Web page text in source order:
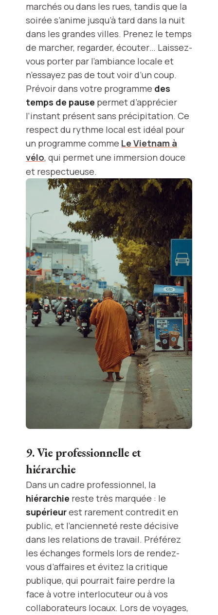
marchés ou dans les rues, tandis que la
soirée s’anime jusqu’à tard dans la nuit
dans les grandes villes. Prenez le temps
de marcher, regarder, écouter… Laissez-
vous porter par l’ambiance locale et
n’essayez pas de tout voir d’un coup.
Prévoir dans votre programme des
temps de pause permet d’apprécier
l’instant présent sans précipitation. Ce
respect du rythme local est idéal pour
un programme comme Le Vietnam à
vélo, qui permet une immersion douce
et respectueuse.
9. Vie professionnelle et
hiérarchie
Dans un cadre professionnel, la
hiérarchie reste très marquée : le
supérieurest rarement contredit en
public, et l’ancienneté reste décisive
dans les relations de travail. Préférez
les échanges formels lors de rendez-
vous d’affaires et évitez la critique
publique, qui pourrait faire perdre la
face à votre interlocuteur ou à vos
collaborateurs locaux. Lors de voyages,